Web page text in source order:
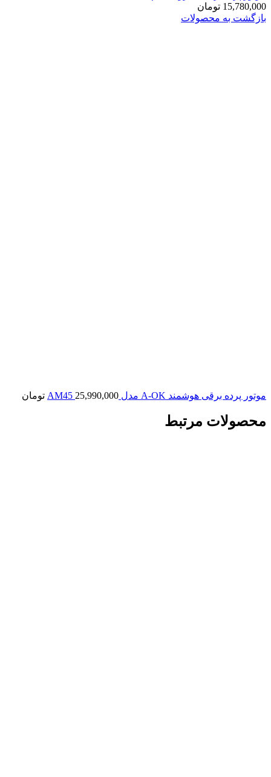
15,780,000 تومان
بازگشت به محصولات
موتور پرده برقی هوشمند A-OK مدل AM45 25,990,000 تومان
محصولات مرتبط